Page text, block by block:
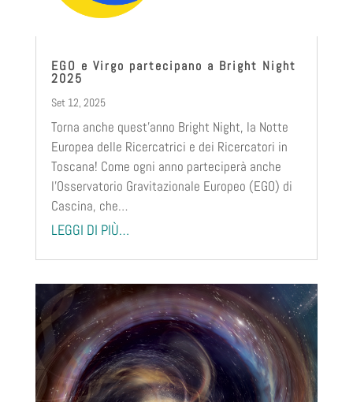
EGO e Virgo partecipano a Bright Night
2025
Set 12, 2025
Torna anche quest’anno Bright Night, la Notte
Europea delle Ricercatrici e dei Ricercatori in
Toscana! Come ogni anno parteciperà anche
l’Osservatorio Gravitazionale Europeo (EGO) di
Cascina, che…
LEGGI DI PIÙ…